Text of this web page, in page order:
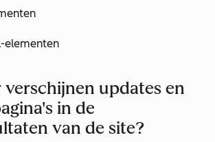
elementen
verschijnen updates en
in de
van de site?